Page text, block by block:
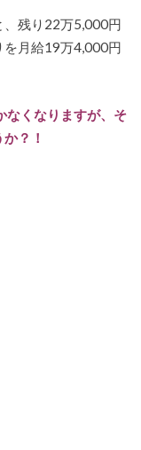
残り22万5,000円
を月給19万4,000円
なくなりますが、そ
？！